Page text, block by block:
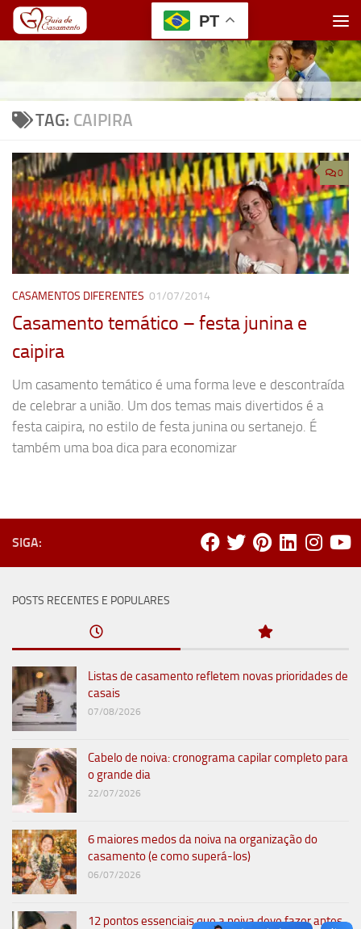
Skip to content
TAG: CAIPIRA
0
CASAMENTOS DIFERENTES 01/07/2014
Casamento temático – festa junina e
caipira
Um casamento temático é uma forma leve e descontraída
de celebrar a união. Um dos temas mais divertidos é a
festa caipira, no estilo de festa junina ou sertanejo. É
também uma boa dica para economizar
SIGA:
POSTS RECENTES E POPULARES
Listas de casamento refletem novas prioridades de
casais
07/08/2026
Cabelo de noiva: cronograma capilar completo para
o grande dia
22/07/2026
6 maiores medos da noiva na organização do
casamento (e como superá-los)
06/07/2026
12 pontos essenciais que a noiva deve fazer antes
PT